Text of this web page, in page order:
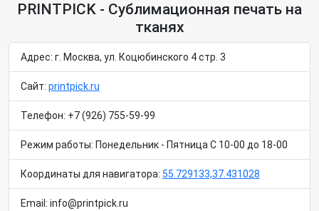
PRINTPICK - Сублимационная печать на
тканях
Адрес: г. Москва, ул. Коцюбинского 4 стр. 3
Сайт: printpick.ru
Телефон: +7 (926) 755-59-99
Режим работы: Понедельник - Пятница С 10-00 до 18-00
Координаты для навигатора: 55.729133,37.431028
Email: info@printpick.ru